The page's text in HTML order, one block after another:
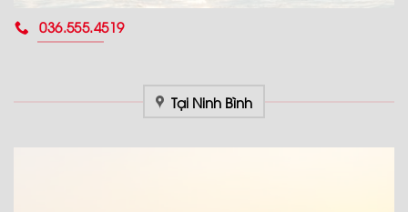
036.555.4519
Tại Ninh Bình